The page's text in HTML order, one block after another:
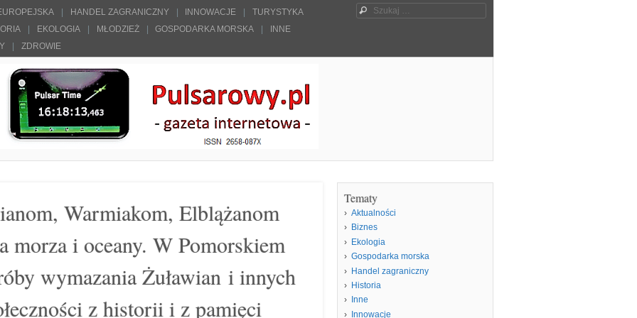
HANDEL ZAGRANICZNY INNOWACJE
TURYSTYKA
EKOLOGIA MŁODZIEŻ GOSPODARKA MORSKA
INNE
ZDROWIE
Szukaj
Warmiakom, Elblążanom
morza i oceany. W Pomorskiem
wymazania Żuławian i innych
z historii i z pamięci
Tematy
Aktualności
Biznes
Ekologia
Gospodarka morska
Handel zagraniczny
Historia
Inne
Innowacje